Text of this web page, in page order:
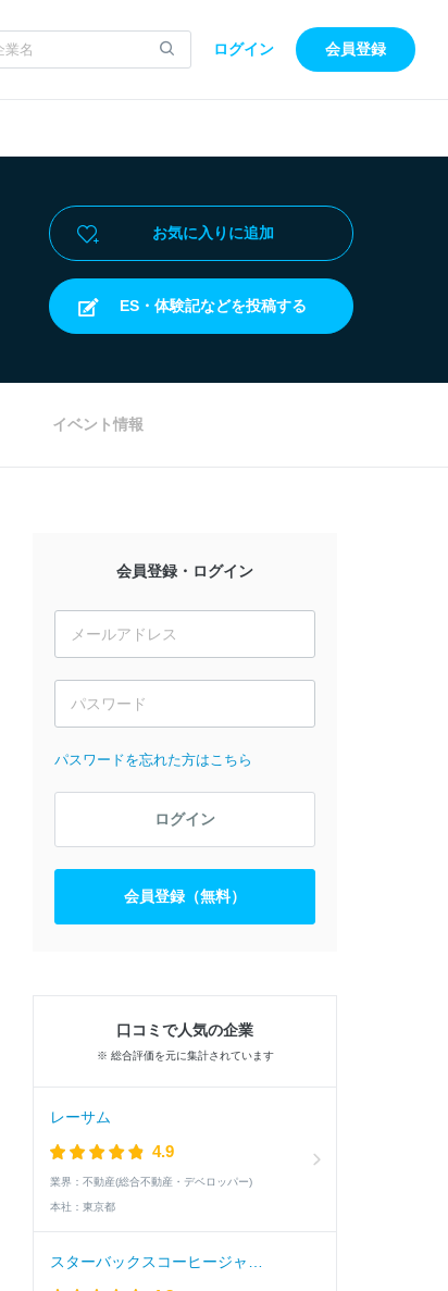
ログイン 会員登録
お気に入りに追加
ES・体験記などを投稿する
イベント情報
会員登録・ログイン
パスワードを忘れた方はこちら
ログイン
会員登録（無料）
口コミで人気の企業
※ 総合評価を元に集計されています
レーサム
4.9
業界： 不動産(総合不動産・デベロッパー)
本社： 東京都